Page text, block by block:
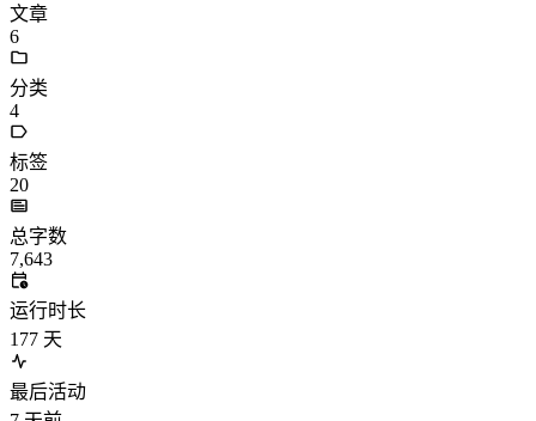
文章
6
分类
4
标签
20
总字数
7,643
运行时长
177 天
最后活动